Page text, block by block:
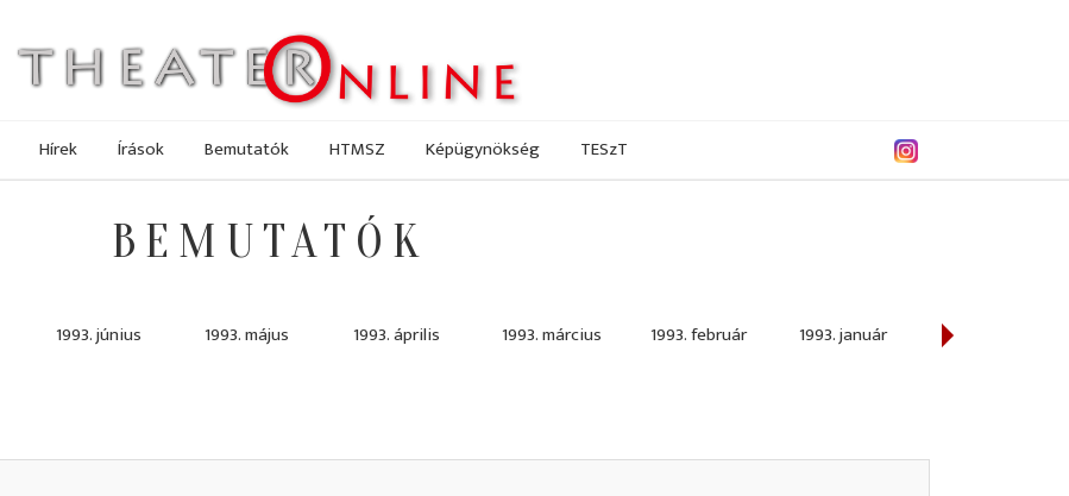
Hírek Írások Bemutatók HTMSZ Képügynökség TESzT
BEMUTATÓK
1993. június 1993. május 1993. április 1993. március 1993. február 1993. január 1992. december